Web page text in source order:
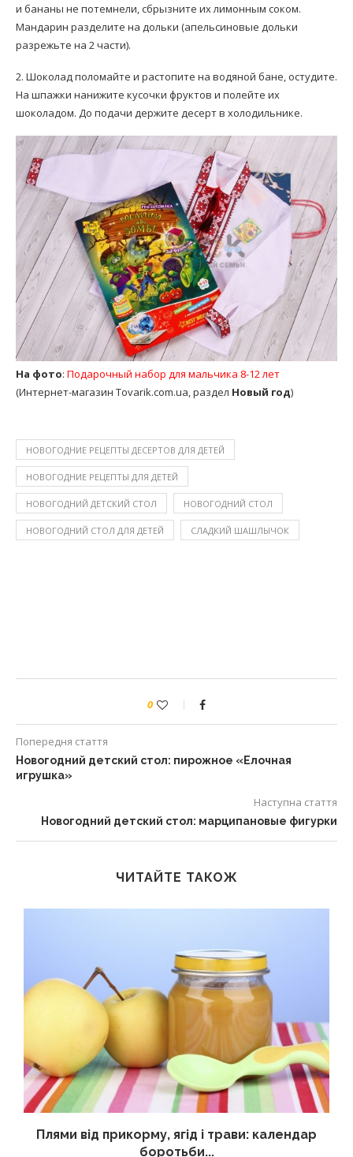
и бананы не потемнели, сбрызните их лимонным соком.
Мандарин разделите на дольки (апельсиновые дольки
разрежьте на 2 части).
2. Шоколад поломайте и растопите на водяной бане, остудите.
На шпажки нанижите кусочки фруктов и полейте их
шоколадом. До подачи держите десерт в холодильнике.
На фото: Подарочный набор для мальчика 8-12 лет
(Интернет-магазин Tovarik.com.ua, раздел Новый год)
НОВОГОДНИЕ РЕЦЕПТЫ ДЕСЕРТОВ ДЛЯ ДЕТЕЙ
НОВОГОДНИЕ РЕЦЕПТЫ ДЛЯ ДЕТЕЙ
НОВОГОДНИЙ ДЕТСКИЙ СТОЛ НОВОГОДНИЙ СТОЛ
НОВОГОДНИЙ СТОЛ ДЛЯ ДЕТЕЙ СЛАДКИЙ ШАШЛЫЧОК
0
Попередня стаття
Новогодний детский стол: пирожное «Елочная
игрушка»
Наступна стаття
Новогодний детский стол: марципановые фигурки
ЧИТАЙТЕ ТАКОЖ
Плями від прикорму, ягід і трави: календар
боротьби...